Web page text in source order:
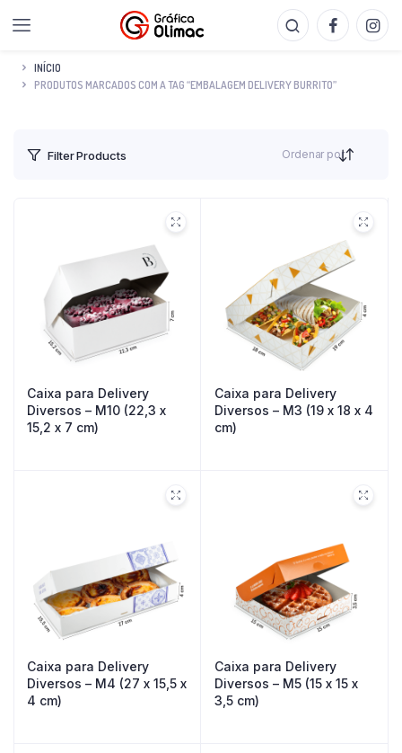
INÍCIO
PRODUTOS MARCADOS COM A TAG “EMBALAGEM DELIVERY BURRITO”
Filter Products Ordenar por
Caixa para Delivery
Diversos – M10 (22,3 x
15,2 x 7 cm)
Caixa para Delivery
Diversos – M3 (19 x 18 x 4
cm)
Caixa para Delivery
Diversos – M4 (27 x 15,5 x
4 cm)
Caixa para Delivery
Diversos – M5 (15 x 15 x
3,5 cm)